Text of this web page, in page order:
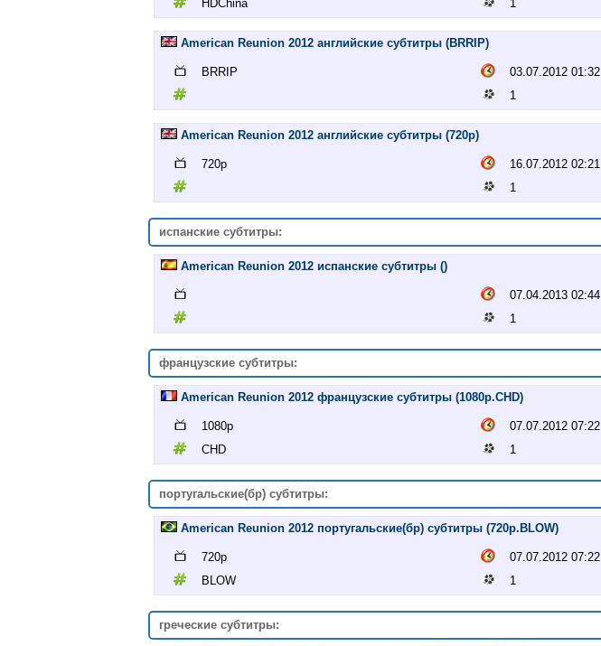
HDChina
1
American Reunion 2012 английские субтитры (BRRIP)
BRRIP 03.07.2012 01:32
1
American Reunion 2012 английские субтитры (720p)
720p 16.07.2012 02:21
1
испанские субтитры:
American Reunion 2012 испанские субтитры ()
07.04.2013 02:44
1
французские субтитры:
American Reunion 2012 французские субтитры (1080p.CHD)
1080p 07.07.2012 07:22
CHD
1
португальские(бр) субтитры:
American Reunion 2012 португальские(бр) субтитры (720p.BLOW)
720p 07.07.2012 07:22
BLOW
1
греческие субтитры: